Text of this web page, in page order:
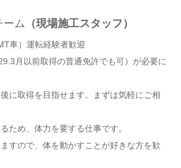
ム （現場施工スタッフ）
車）運転経験者歓迎
月以前取得の普通免許でも可）が必要に
に取得を目指せます。まずは気軽にご相
ため、体力を要する仕事です。
すので、体を動かすことが好きな方を歓